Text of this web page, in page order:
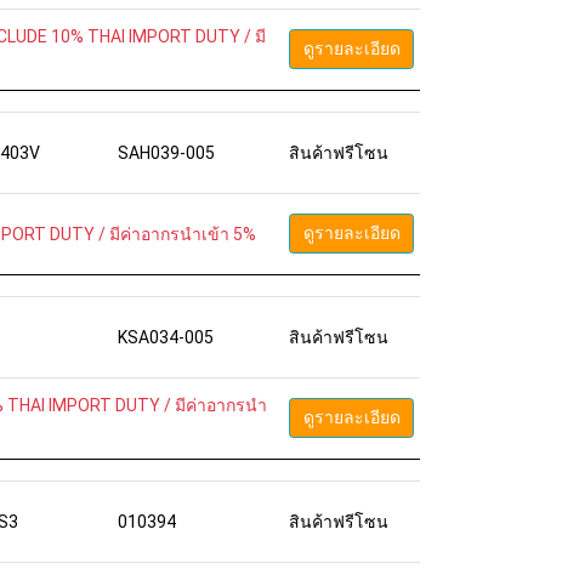
10% THAI IMPORT DUTY / มี
ดูรายละเอียด
SAH039-005 สินค้าฟรีโซน
DUTY / มีค่าอากรนำเข้า 5% ดูรายละเอียด
KSA034-005 สินค้าฟรีโซน
THAI IMPORT DUTY / มีค่าอากรนำ
ดูรายละเอียด
010394 สินค้าฟรีโซน